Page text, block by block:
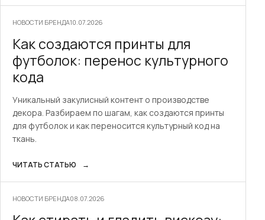
НОВОСТИ БРЕНДА10.07.2026
Как создаются принты для
футболок: перенос культурного
кода
Уникальный закулисный контент о производстве
декора. Разбираем по шагам, как создаются принты
для футболок и как переносится культурный код на
ткань.
ЧИТАТЬ СТАТЬЮ →
НОВОСТИ БРЕНДА08.07.2026